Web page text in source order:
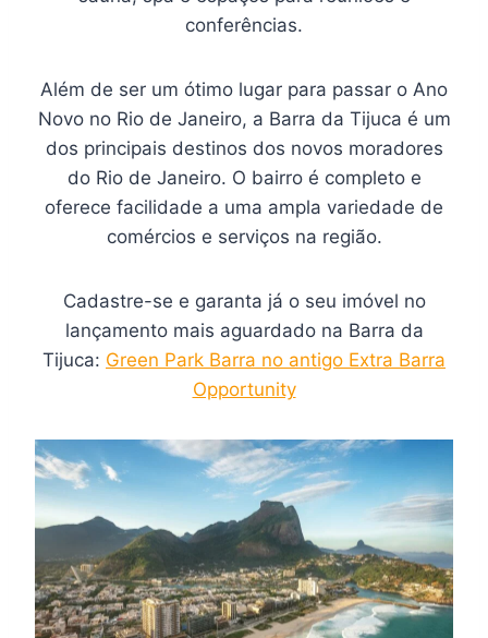
conferências.
Além de ser um ótimo lugar para passar o Ano
Novo no Rio de Janeiro, a Barra da Tijuca é um
dos principais destinos dos novos moradores
do Rio de Janeiro. O bairro é completo e
oferece facilidade a uma ampla variedade de
comércios e serviços na região.
Cadastre-se e garanta já o seu imóvel no
lançamento mais aguardado na Barra da
Tijuca: Green Park Barra no antigo Extra Barra
Opportunity